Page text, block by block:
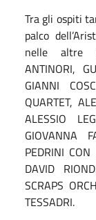
Tra gli ospiti
palco
nelle altre
ANTINORI,
GIANNI
QUARTET,
ALESSIO
GIOVANNA
PEDRINI CON
DAVID
SCRAPS
TESSADRI.